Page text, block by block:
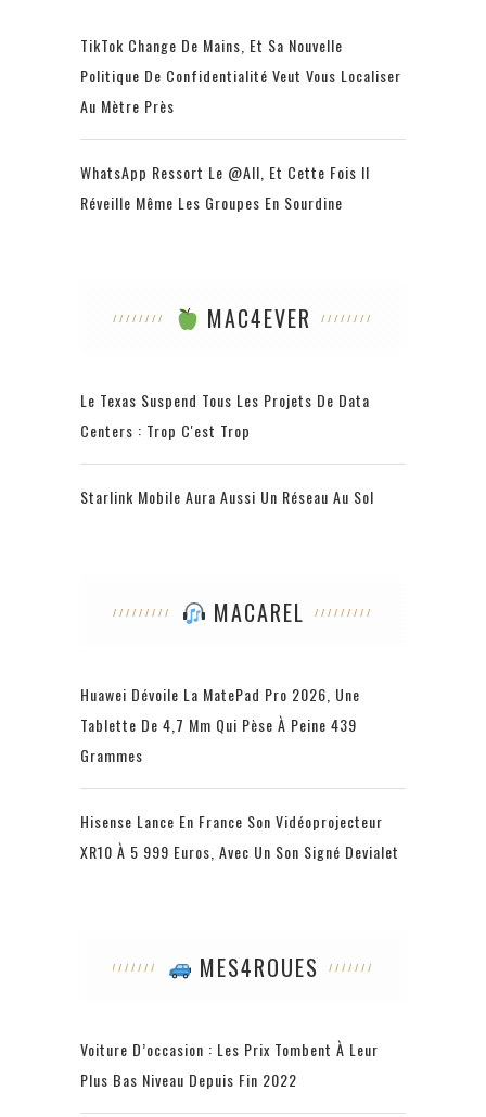
TikTok Change De Mains, Et Sa Nouvelle
Politique De Confidentialité Veut Vous Localiser
Au Mètre Près
WhatsApp Ressort Le @all, Et Cette Fois Il
Réveille Même Les Groupes En Sourdine
MAC4EVER
Le Texas Suspend Tous Les Projets De Data
Centers : Trop C'est Trop
Starlink Mobile Aura Aussi Un Réseau Au Sol
MACAREL
Huawei Dévoile La MatePad Pro 2026, Une
Tablette De 4,7 Mm Qui Pèse À Peine 439
Grammes
Hisense Lance En France Son Vidéoprojecteur
XR10 À 5 999 Euros, Avec Un Son Signé Devialet
MES4ROUES
Voiture D’occasion : Les Prix Tombent À Leur
Plus Bas Niveau Depuis Fin 2022